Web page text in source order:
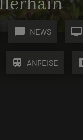
chat_bubble NEWS desktop_mac
train ANREISE